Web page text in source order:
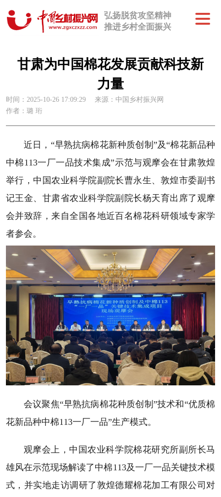
弘扬脱贫攻坚精神
推进乡村全面振兴
甘肃为中国棉花发展贡献科技新
力量
时间：2025-10-26 17:09:29
来源：中国乡村振兴网
作者：璐 珩
近日，“早熟抗病棉花新种质创制”及“棉花新品种
中棉113一厂一品技术集成”示范与观摩会在甘肃敦煌
举行，中国农业科学院副院长曹永生、敦煌市委副书
记王金、甘肃省农业科学院副院长杨天育出席了观摩
会并致辞，来自全国各地近百名棉花科研领域专家学
者参会。
会议聚焦“早熟抗病棉花种质创制”技术和“优质棉
花新品种中棉113一厂一品”生产模式。
观摩会上，中国农业科学院棉花研究所副所长马
雄风在示范现场解读了中棉113及一厂一品关键技术模
式，并实地走访调研了敦煌德耀棉花加工有限公司对